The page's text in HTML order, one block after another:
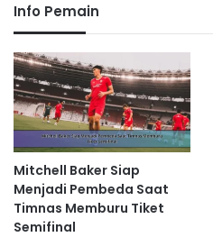
Info Pemain
Mitchell Baker Siap
Menjadi Pembeda Saat
Timnas Memburu Tiket
Semifinal